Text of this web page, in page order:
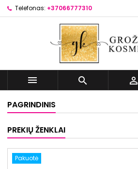
Telefonas: +37066777310
  
PAGRINDINIS
PREKIŲ ŽENKLAI
Pakuotė